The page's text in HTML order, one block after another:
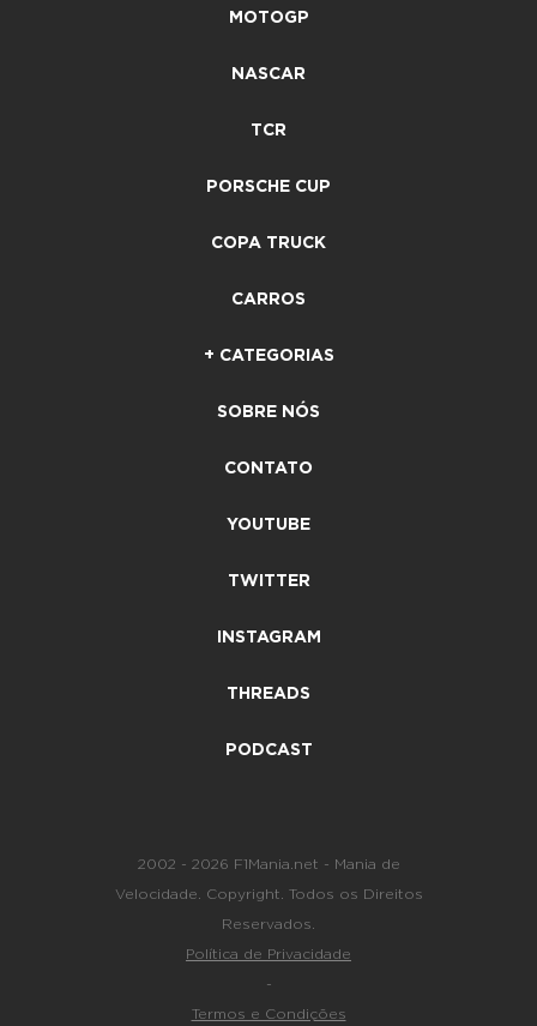
MOTOGP
NASCAR
TCR
PORSCHE CUP
COPA TRUCK
CARROS
+ CATEGORIAS
SOBRE NÓS
CONTATO
YOUTUBE
TWITTER
INSTAGRAM
THREADS
PODCAST
2002 - 2026 F1Mania.net - Mania de
Velocidade. Copyright. Todos os Direitos
Reservados.
Política de Privacidade
-
Termos e Condições